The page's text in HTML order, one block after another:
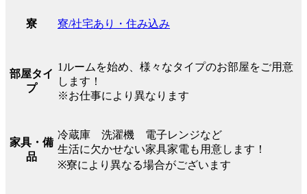
寮 寮/社宅あり・住み込み
部屋タイ
プ
1ルームを始め、様々なタイプのお部屋をご用意
します！
※お仕事により異なります
家具・備
品
冷蔵庫 洗濯機 電子レンジなど
生活に欠かせない家具家電も用意します！
※寮により異なる場合がございます